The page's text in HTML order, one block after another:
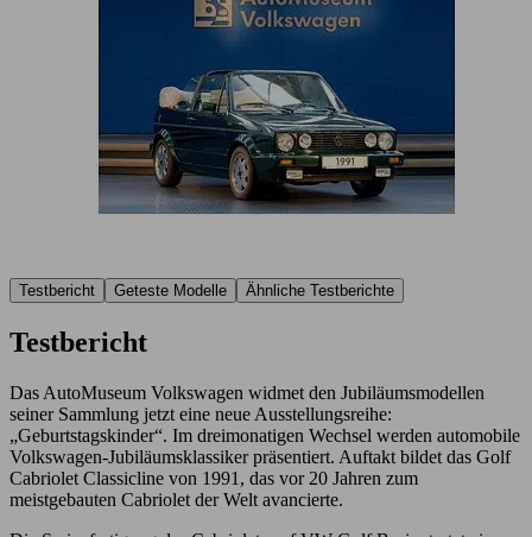
Testbericht Geteste Modelle Ähnliche Testberichte
Testbericht
Das AutoMuseum Volkswagen widmet den Jubiläumsmodellen
seiner Sammlung jetzt eine neue Ausstellungsreihe:
„Geburtstagskinder“. Im dreimonatigen Wechsel werden automobile
Volkswagen-Jubiläumsklassiker präsentiert. Auftakt bildet das Golf
Cabriolet Classicline von 1991, das vor 20 Jahren zum
meistgebauten Cabriolet der Welt avancierte.